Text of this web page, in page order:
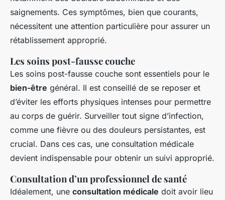
saignements. Ces symptômes, bien que courants,
nécessitent une attention particulière pour assurer un
rétablissement approprié.
Les soins post-fausse couche
Les soins post-fausse couche sont essentiels pour le
bien-être général. Il est conseillé de se reposer et
d’éviter les efforts physiques intenses pour permettre
au corps de guérir. Surveiller tout signe d’infection,
comme une fièvre ou des douleurs persistantes, est
crucial. Dans ces cas, une consultation médicale
devient indispensable pour obtenir un suivi approprié.
Consultation d’un professionnel de santé
Idéalement, une consultation médicale doit avoir lieu